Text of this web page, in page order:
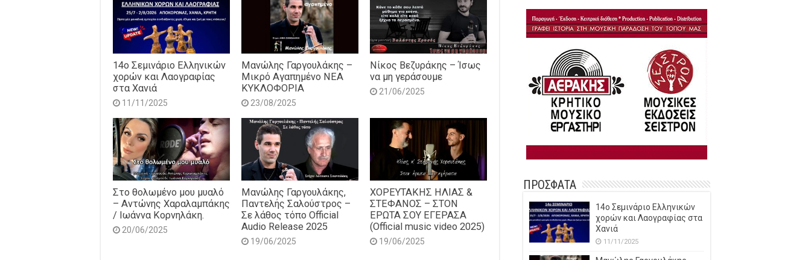
14o Σεμινάριο Ελληνικών
χορών και Λαογραφίας
στα Χανιά
11/11/2025
Μανώλης Γαργουλάκης –
Μικρό Αγαπημένο NEΑ
ΚΥΚΛΟΦΟΡΙΑ
23/08/2025
Νίκος Βεζυράκης – Ίσως
να μη γεράσουμε
21/06/2025
Στο θολωμένο μου μυαλό
– Αντώνης Χαραλαμπάκης
/ Ιωάννα Κορνηλάκη.
20/06/2025
Μανώλης Γαργουλάκης,
Παντελής Σαλούστρος –
Σε λάθος τόπο Official
Audio Release 2025
19/06/2025
ΧΟΡΕΥΤΑΚΗΣ ΗΛΙΑΣ &
ΣΤΕΦΑΝΟΣ – ΣΤΟΝ
ΕΡΩΤΑ ΣΟΥ ΕΓΕΡΑΣΑ
(Official music video 2025)
19/06/2025
ΠΡΟΣΦΑΤΑ
14o Σεμινάριο Ελληνικών
χορών και Λαογραφίας στα
Χανιά
11/11/2025